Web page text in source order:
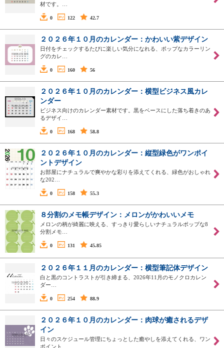
材です。…
0 122 42.7
２０２６年１０月のカレンダー：かわいい紫デザイン
日付をチェックするたびに楽しい気分になれる、ポップなカラーリン
グのカレ…
0 160 56
２０２６年１０月のカレンダー：横型ビジネス風カレ
ンダー
ビジネス向けのカレンダー素材です。黒をベースにした落ち着きのあ
るデザイ…
0 168 58.8
２０２６年１０月のカレンダー：縦型緑色がワンポイ
ントデザイン
お部屋にナチュラルで爽やかな彩りを添えてくれる、緑色がおしゃれ
な202…
0 158 55.3
８分割のメモ帳デザイン：メロンがかわいいメモ
メロンの柄が綺麗に映える、すっきり愛らしいナチュラルポップな8
分割メモ…
0 131 45.85
２０２６年１１月のカレンダー：横型筆記体デザイン
白と黒のコントラストが引き締まる、2026年11月のモノクロカレン
ダー…
0 254 88.9
２０２６年１０月のカレンダー：肉球が癒されるデザ
イン
日々のスケジュール管理にちょっとした癒やしを添えてくれる、ワン
ポイント…